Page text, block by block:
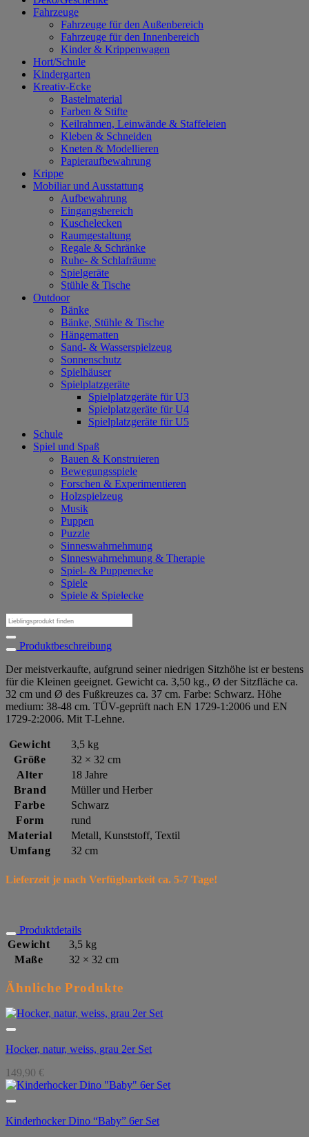
Fahrzeuge
Fahrzeuge für den Außenbereich
Fahrzeuge für den Innenbereich
Kinder & Krippenwagen
Hort/Schule
Kindergarten
Kreativ-Ecke
Bastelmaterial
Farben & Stifte
Keilrahmen, Leinwände & Staffeleien
Kleben & Schneiden
Kneten & Modellieren
Papieraufbewahrung
Krippe
Mobiliar und Ausstattung
Aufbewahrung
Eingangsbereich
Kuschelecken
Raumgestaltung
Regale & Schränke
Ruhe- & Schlafräume
Spielgeräte
Stühle & Tische
Outdoor
Bänke
Bänke, Stühle & Tische
Hängematten
Sand- & Wasserspielzeug
Sonnenschutz
Spielhäuser
Spielplatzgeräte
Spielplatzgeräte für U3
Spielplatzgeräte für U4
Spielplatzgeräte für U5
Schule
Spiel und Spaß
Bauen & Konstruieren
Bewegungsspiele
Forschen & Experimentieren
Holzspielzeug
Musik
Puppen
Puzzle
Sinneswahrnehmung
Sinneswahrnehmung & Therapie
Spiel- & Puppenecke
Spiele
Spiele & Spielecke
Suchen
nach:
Produktbeschreibung
Der meistverkaufte, aufgrund seiner niedrigen Sitzhöhe ist er bestens
für die Kleinen geeignet. Gewicht ca. 3,50 kg., Ø der Sitzfläche ca.
32 cm und Ø des Fußkreuzes ca. 37 cm. Farbe: Schwarz. Höhe
medium: 38-48 cm. TÜV-geprüft nach EN 1729-1:2006 und EN
1729-2:2006. Mit T-Lehne.
Gewicht
3,5 kg
Größe
32 × 32 cm
Alter
18 Jahre
Brand
Müller und Herber
Farbe
Schwarz
Form
rund
Material
Metall, Kunststoff, Textil
Umfang
32 cm
Lieferzeit je nach Verfügbarkeit ca. 5-7 Tage!
Produktdetails
Gewicht
3,5 kg
Maße
32 × 32 cm
Ähnliche Produkte
Hocker, natur, weiss, grau 2er Set
149,90 €
Kinderhocker Dino “Baby” 6er Set